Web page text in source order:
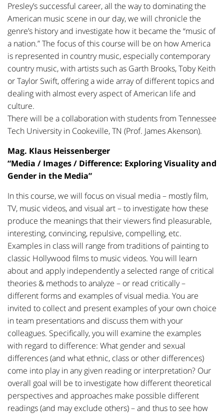
Presley’s successful career, all the way to dominating the
American music scene in our day, we will chronicle the
genre’s history and investigate how it became the “music of
a nation.” The focus of this course will be on how America
is represented in country music, especially contemporary
country music, with artists such as Garth Brooks, Toby Keith
or Taylor Swift, offering a wide array of different topics and
dealing with almost every aspect of American life and
culture.
There will be a collaboration with students from Tennessee
Tech University in Cookeville, TN (Prof. James Akenson).
Mag. Klaus Heissenberger
“Media / Images / Difference: Exploring Visuality and
Gender in the Media”
In this course, we will focus on visual media – mostly film,
TV, music videos, and visual art – to investigate how these
produce the meanings that their viewers find pleasurable,
interesting, convincing, repulsive, compelling, etc.
Examples in class will range from traditions of painting to
classic Hollywood films to music videos. You will learn
about and apply independently a selected range of critical
theories & methods to analyze – or read critically –
different forms and examples of visual media. You are
invited to collect and present examples of your own choice
in team presentations and discuss them with your
colleagues. Specifically, you will examine the examples
with regard to difference: What gender and sexual
differences (and what ethnic, class or other differences)
come into play in any given reading or interpretation? Our
overall goal will be to investigate how different theoretical
perspectives and approaches make possible different
readings (and may exclude others) – and thus to see how